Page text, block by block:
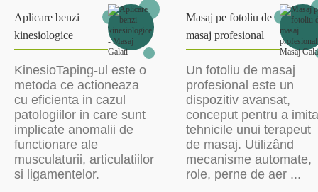
Aplicare benzi
kinesiologice
KinesioTaping-ul este o
metoda ce actioneaza
cu eficienta in cazul
patologiilor in care sunt
implicate anomalii de
functionare ale
musculaturii, articulatiilor
si ligamentelor.
Masaj pe fotoliu de
masaj profesional
Un fotoliu de masaj
profesional este un
dispozitiv avansat,
conceput pentru a imita
tehnicile unui terapeut
de masaj. Utilizând
mecanisme automate,
role, perne de aer ...